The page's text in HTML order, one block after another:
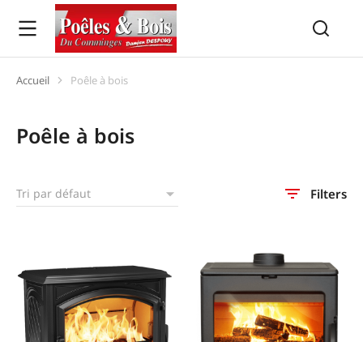
Vous êtes ici :
Accueil Poêle à bois
Poêle à bois
Filters